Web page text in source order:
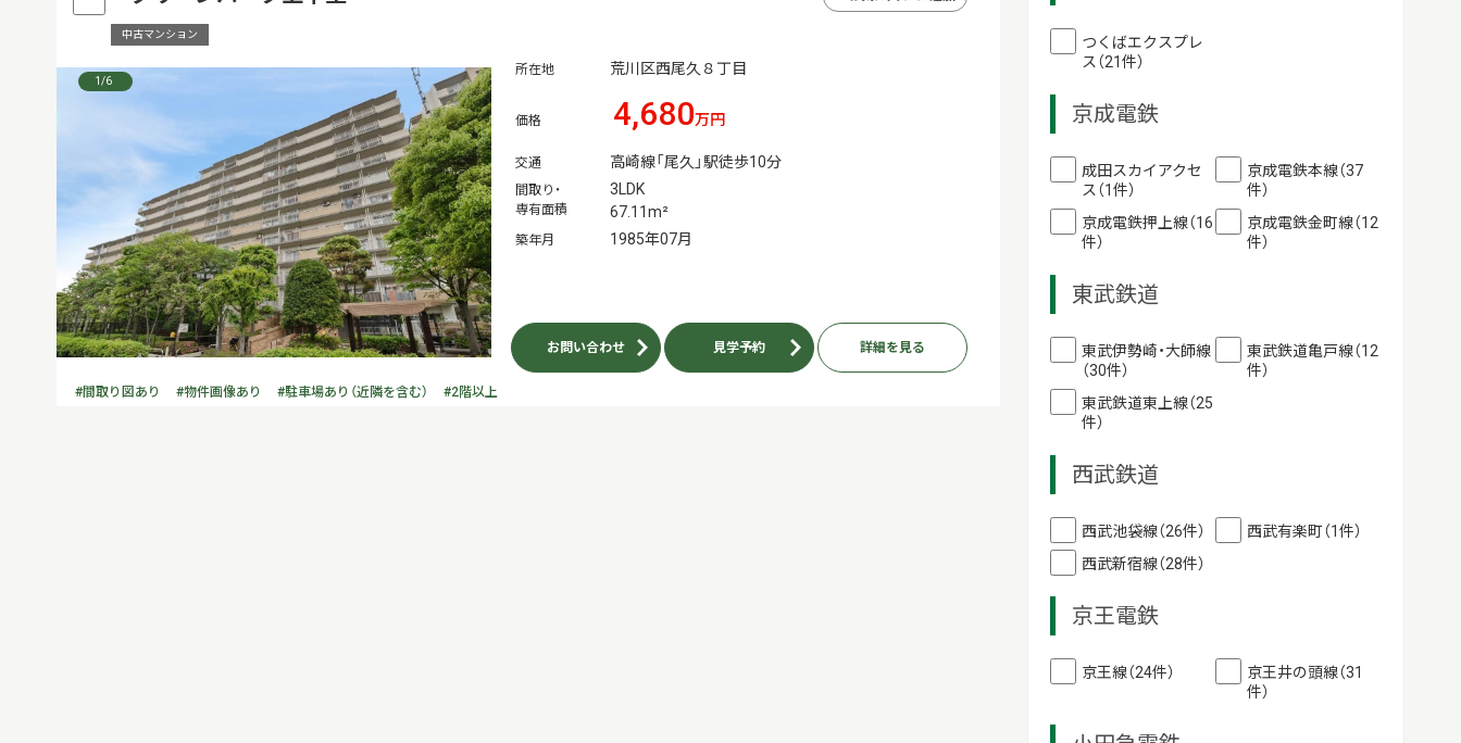
つくばエクスプレ
ス（21件）
京成電鉄
成田スカイアクセ
ス（1件）
京成電鉄本線（37
件）
京成電鉄押上線（16
件）
京成電鉄金町線（12
件）
東武鉄道
東武伊勢崎・大師線
（30件）
東武鉄道亀戸線（12
件）
東武鉄道東上線（25
件）
西武鉄道
西武池袋線（26件）
西武有楽町（1件）
西武新宿線（28件）
京王電鉄
京王線（24件）
京王井の頭線（31
件）
中古マンション
所在地 荒川区西尾久８丁目
価格 4,680万円
交通 高崎線「尾久」駅徒歩10分
間取り・
専有面積
3LDK
67.11m²
築年月 1985年07月
1 /6
#間取り図あり #物件画像あり #駐車場あり（近隣を含む） #2階以上
お問い合わせ 見学予約 詳細を見る